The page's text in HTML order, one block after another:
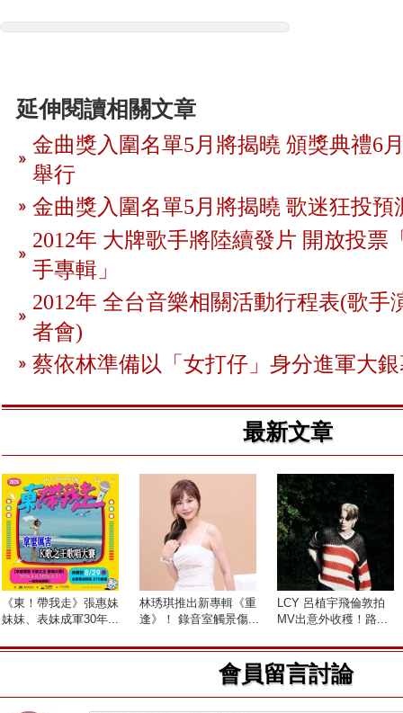
延伸閱讀相關文章
金曲獎入圍名單5月將揭曉 頒獎典禮6
舉行
金曲獎入圍名單5月將揭曉 歌迷狂投預
2012年 大牌歌手將陸續發片 開放投票
手專輯」
2012年 全台音樂相關活動行程表(歌手
者會)
蔡依林準備以「女打仔」身分進軍大
最新文章
《東！帶我走》張惠妹
妹妹、表妹成軍30年...
林琇琪推出新專輯《重
逢》！ 錄音室觸景傷...
LCY 呂植宇飛倫敦拍
MV出意外收穫！路...
會員留言討論